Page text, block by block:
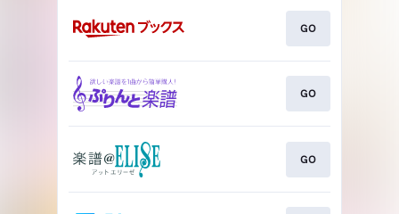
GO
GO
GO